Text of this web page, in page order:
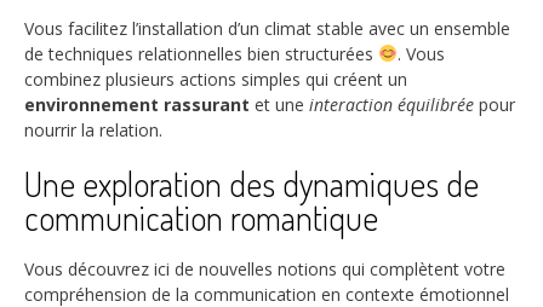
Vous facilitez l’installation d’un climat stable avec un ensemble
de techniques relationnelles bien structurées
. Vous
combinez plusieurs actions simples qui créent un
environnement rassurant et une interaction équilibrée pour
nourrir la relation.
Une exploration des dynamiques de
communication romantique
Vous découvrez ici de nouvelles notions qui complètent votre
compréhension de la communication en contexte émotionnel